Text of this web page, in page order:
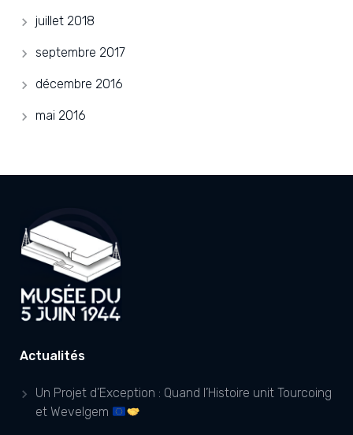
juillet 2018
septembre 2017
décembre 2016
mai 2016
Actualités
Un Projet d’Exception : Quand l’Histoire unit Tourcoing
et Wevelgem